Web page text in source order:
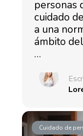
personas
cuidado
a una
ámbito
…
Cuidado de